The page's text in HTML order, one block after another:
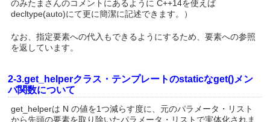
のみたまさんのコメントにあるように C++14を使えば
decltype(auto)にて更に簡潔に記述できます。）
なお、指定要素への代入もできるようにするため、要素への参照
を返しています。
2-3.get_helperクラス・テンプレートのstaticなget()メン
バ関数について
get_helperは N の値を1つ減らす度に、元のパラメータ・リスト
から先頭の要素を取り除いたパラメータ・リストで実体化されま